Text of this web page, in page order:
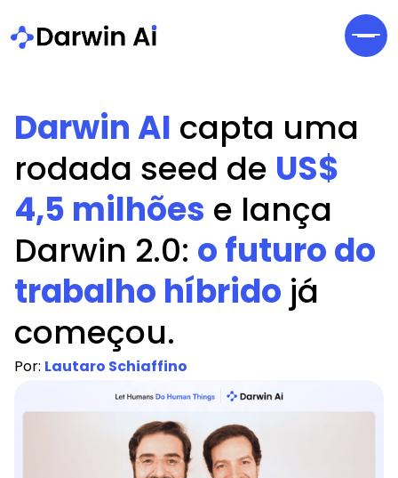
Darwin AI capta uma
rodada seed de US$
4,5 milhões e lança
Darwin 2.0: o futuro do
trabalho híbrido já
começou.
Por: Lautaro Schiaffino